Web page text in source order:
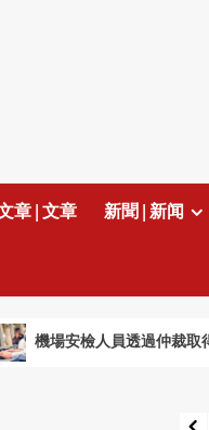
章 | 文章 新聞 | 新闻
安檢人員透過仲裁取得加薪